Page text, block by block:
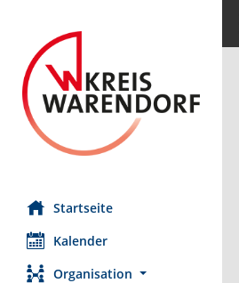
Startseite
Kalender
Organisation